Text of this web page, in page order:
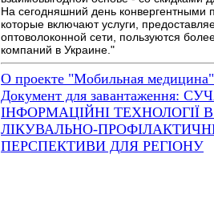
На сегодняшний день
которые включают услуги,
оптоволоконной сети, пользуются
компаний в Украине."
О проекте "Мобильная медицина"
Документ для завантаження:
ІНФОРМАЦІЙНІ ТЕХНОЛОГІЇ
ЛІКУВАЛЬНО-
ПЕРСПЕКТИВИ ДЛЯ РЕГІОНУ